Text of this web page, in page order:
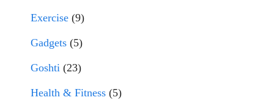
Exercise (9)
Gadgets (5)
Goshti (23)
Health & Fitness (5)